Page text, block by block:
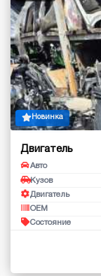
Новинка
Двигатель
Авто
Кузов
Двигатель
OEM
Состояние